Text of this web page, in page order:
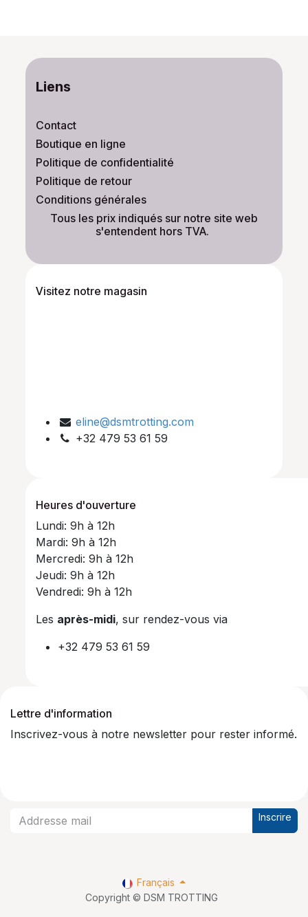
Liens
Contact
Boutique en ligne
Politique de confidentialité
Politique de retour
Conditions générales
​Tous les prix indiqués sur notre site web
s'entendent hors TVA.
Visitez notre magasin
eline@dsmtrotting.com
+32 479 53 61 59
Heures d'ouverture
Lundi: 9h à 12h
Mardi: 9h à 12h
Mercredi: 9h à 12h
Jeudi: 9h à 12h
Vendredi: 9h à 12h
Les après-midi, sur rendez-vous via
+32 479 53 61 59
Lettre d'information
Inscrivez-vous à notre newsletter pour rester informé.
Inscrire
Copyright © DSM TROTTING
Français